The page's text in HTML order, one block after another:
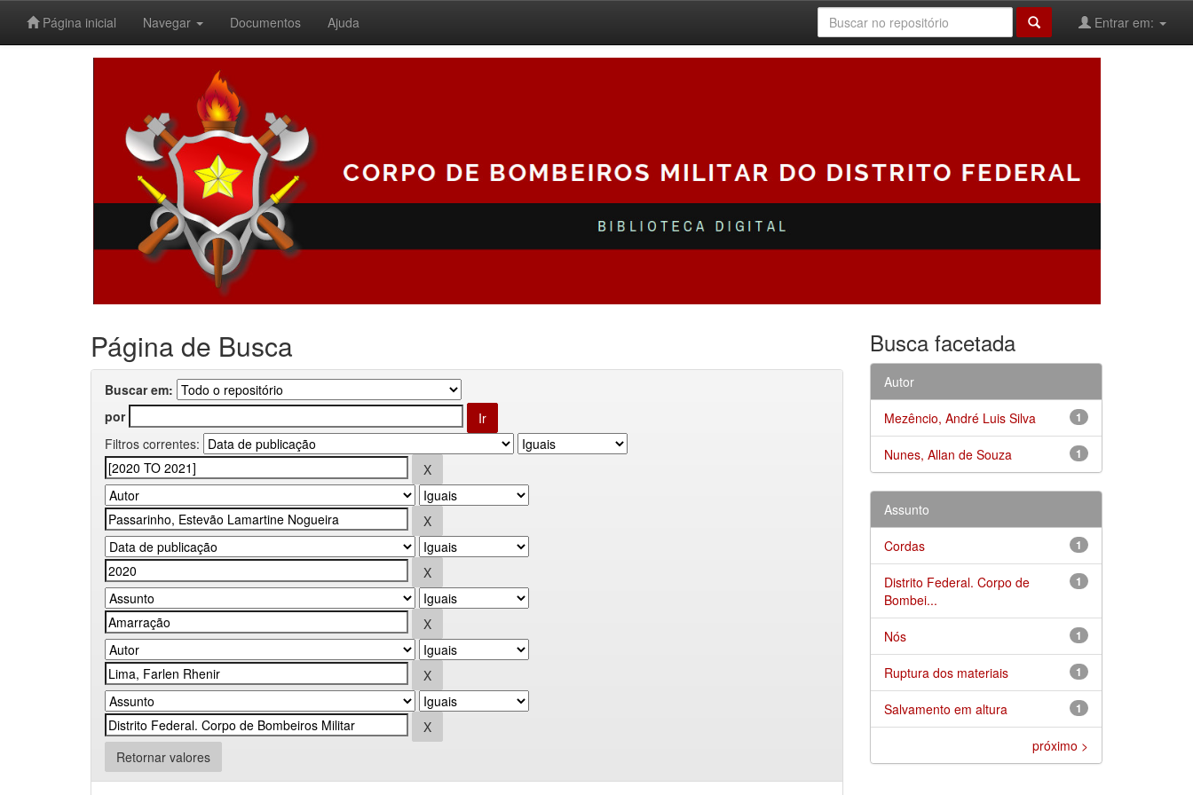
Página inicial Navegar Documentos Ajuda Entrar em:
Página de Busca
Buscar em:
por
Filtros correntes:
Retornar valores
Busca facetada
Autor
1
Mezêncio, André Luis Silva
1
Nunes, Allan de Souza
Assunto
1
Cordas
1
Distrito Federal. Corpo de
Bombei...
1
Nós
1
Ruptura dos materiais
1
Salvamento em altura
próximo >